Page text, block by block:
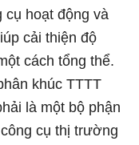
cụ hoạt động và
cải thiện độ
cách tổng thể.
khúc TTTT
là một bộ phận
cụ thị trường